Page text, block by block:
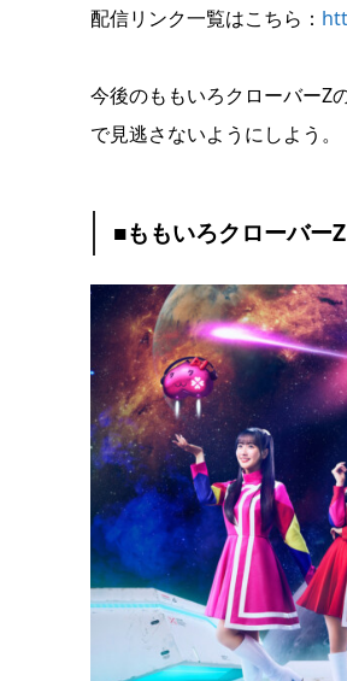
配信リンク一覧はこちら：
今後のももいろクローバーZ
で見逃さないようにしよう。
■ももいろクローバー